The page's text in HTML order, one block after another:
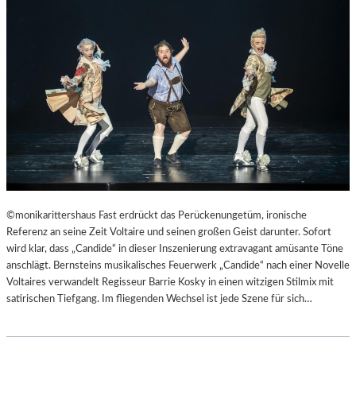
©monikarittershaus Fast erdrückt das Perückenungetüm, ironische
Referenz an seine Zeit Voltaire und seinen großen Geist darunter. Sofort
wird klar, dass „Candide“ in dieser Inszenierung extravagant amüsante Töne
anschlägt. Bernsteins musikalisches Feuerwerk „Candide“ nach einer Novelle
Voltaires verwandelt Regisseur Barrie Kosky in einen witzigen Stilmix mit
satirischen Tiefgang. Im fliegenden Wechsel ist jede Szene für sich…